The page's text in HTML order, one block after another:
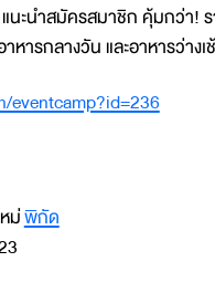
ะนำสมัครสมาชิก คุ้มกว่า!
รกลางวัน และอาหารว่างเ
eventcamp?id=236
ม่พิกัด